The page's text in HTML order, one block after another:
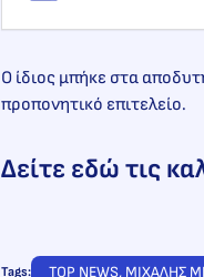
Ο ίδιος μπήκε στα
προπονητικό επιτελείο.
Δείτε εδώ τις
Tags: TOP NEWS, ΜΙΧΑΛΗΣ